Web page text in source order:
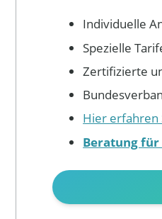
Individuelle
Spezielle
Zertifizierte
Hier erfahren
Beratung